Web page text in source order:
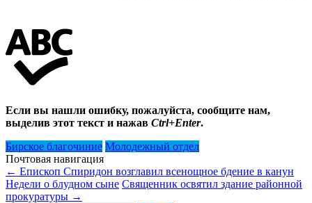
Если вы нашли ошибку, пожалуйста, сообщите нам,
выделив этот текст и нажав Ctrl+Enter.
Бирское благочиние Молодежный отдел
Почтовая навигация
← Епископ Спиридон возглавил всенощное бдение в канун
Недели о блудном сыне Священник освятил здание районной
прокуратуры →